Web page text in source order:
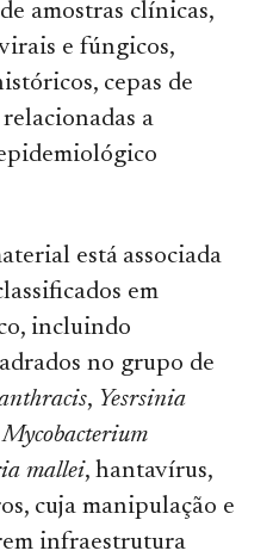
amostras clínicas,
e fúngicos,
cepas de
a
está associada
em
incluindo
no grupo de
, Yesrsinia
Mycobacterium
mallei, hantavírus,
cuja manipulação e
infraestrutura